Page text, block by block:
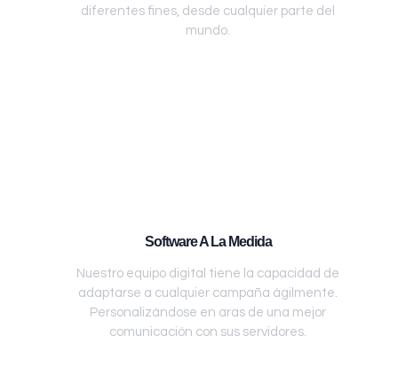
diferentes fines, desde cualquier parte del
mundo.
Software A La Medida
Nuestro equipo digital tiene la capacidad de
adaptarse a cualquier campaña ágilmente.
Personalizándose en aras de una mejor
comunicación con sus servidores.